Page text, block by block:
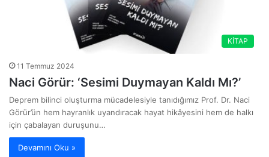
KİTAP
11 Temmuz 2024
Naci Görür: ‘Sesimi Duymayan Kaldı Mı?’
Deprem bilinci oluşturma mücadelesiyle tanıdığımız Prof. Dr. Naci
Görür’ün hem hayranlık uyandıracak hayat hikâyesini hem de halkı
için çabalayan duruşunu…
Devamını Oku »